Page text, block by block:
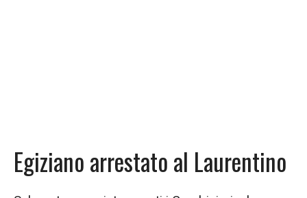
Egiziano arrestato al Laurentino